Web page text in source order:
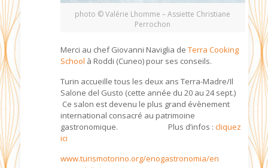
photo © Valérie Lhomme – Assiette Christiane
Perrochon
Merci au chef Giovanni Naviglia deTerra Cooking
School à Roddi (Cuneo) pour ses conseils.
Turin accueille tous les deux ans Terra-Madre/Il
Salone del Gusto (cette année du 20 au 24 sept.)
Ce salon est devenu le plus grand évènement
international consacré au patrimoine
gastronomique. Plus d’infos :cliquez
ici
www.turismotorino.org/enogastronomia/en